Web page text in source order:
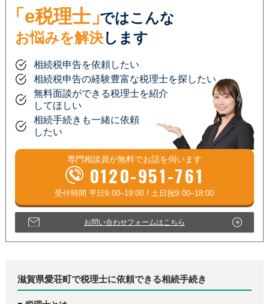
「e税理士」ではこんな
お悩みを解決します
相続税申告を依頼したい
相続税申告の経験豊富な税理士を探したい
無料面談ができる税理士を紹介
してほしい
相続手続きも一緒に依頼
したい
専門相談員が無料でお話を伺います
0120-951-761
お問い合わせフォームはこちら
滋賀県愛荘町で税理士に依頼できる相続手続き